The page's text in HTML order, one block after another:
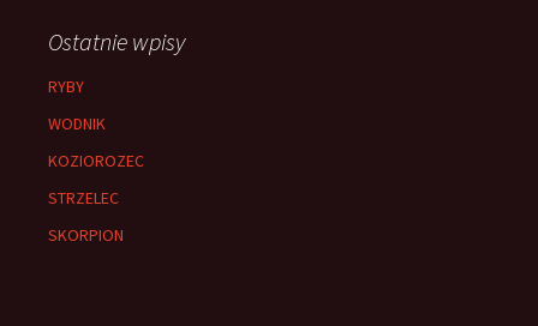
Ostatnie wpisy
RYBY
WODNIK
KOZIOROZEC
STRZELEC
SKORPION